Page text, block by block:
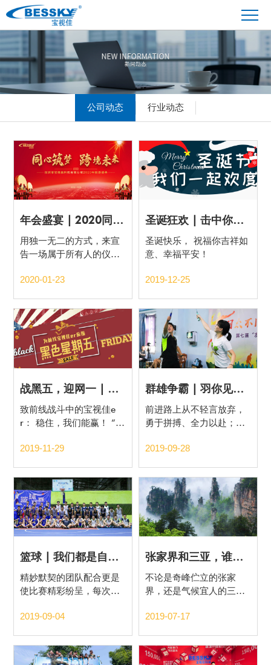
公司动态 行业动态
年会盛宴 | 2020同心筑梦 跨境未来
用独一无二的方式，来宣
告一场属于所有人的仪
盛典！
2020-01-23
圣诞狂欢 | 击中你的甜蜜爆袭
圣诞快乐， 祝福你吉祥如
意、幸福平安！
2019-12-25
战黑五，迎网一 | 为前线的宝视佳er应援！
致前线战斗中的宝视佳e
r： 稳住，我们能赢！ “黑
冲鸭！
2019-11-29
群雄争霸 | 羽你见证，激情风采！
前进路上从不轻言放弃，
勇于拼搏、全力以赴；在
中赛出自我、赛出风采、
视佳为拥有这样的一群人
而骄傲！
2019-09-28
篮球 | 我们都是自己的MVP
精妙默契的团队配合更是
使比赛精彩纷呈，每次进
斗智斗勇的博弈。
2019-09-04
张家界和三亚，谁才是避暑胜地
不论是奇峰伫立的张家
界，还是气候宜人的三
起，哪里都是我们的避暑
伴，过往才会变成了珍
藏。感谢有你，一路相
2019-07-17